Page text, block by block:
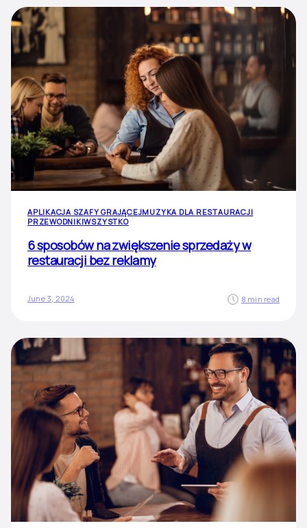
APLIKACJA SZAFY GRAJĄCEJMUZYKA DLA RESTAURACJI
PRZEWODNIKIWSZYSTKO
6 sposobów na zwiększenie sprzedaży w
restauracji bez reklamy
June 3, 2024 8 min read